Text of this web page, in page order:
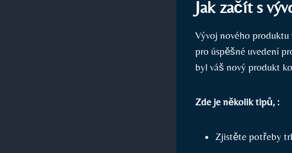
Jak začít s
Vývoj nového
pro úspěšné uvedení
byl váš nový produkt
Zde je několik tipů, :
Zjistěte potřeby